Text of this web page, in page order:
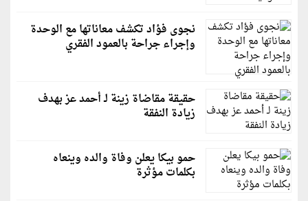
نجوى فؤاد تكشف معاناتها مع الوحدة
وإجراء جراحة بالعمود الفقري
حقيقة مقاضاة زينة لـ أحمد عز بهدف
زيادة النفقة
حمو بيكا يعلن وفاة والده وينعاه
بكلمات مؤثرة